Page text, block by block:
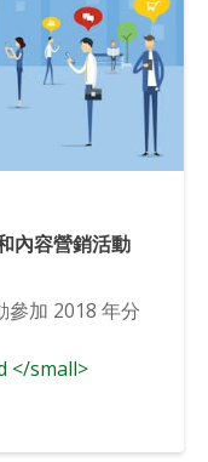
內容營銷活動
參加 2018 年分
</small>